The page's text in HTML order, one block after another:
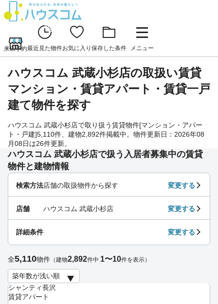
来店予約最近見た物件お気に入り 保存した条件 メニュー
ハウスコム 武蔵小杉店の取扱い賃貸
マンション・賃貸アパート・賃貸一戸
建て物件を探す
ハウスコム 武蔵小杉店で取り扱う賃貸物件[マンション・アパー
ト・戸建]5,110件、建物2,892件掲載中。物件更新日：2026年08
月08日は26件更新。
ハウスコム 武蔵小杉店で扱う入居者募集中の賃貸
物件と建物情報
シャンティ長沢
賃貸アパート
検索方法店舗の取扱物件から探す 変更する
店舗 ハウスコム 武蔵小杉店 変更する
詳細条件 変更する
全5,110物件 （建物2,892件中 1〜10件を表示）